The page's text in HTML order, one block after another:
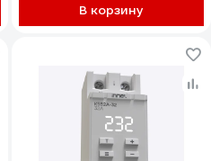
В корзину